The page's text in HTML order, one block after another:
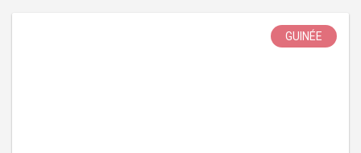
GUINÉE